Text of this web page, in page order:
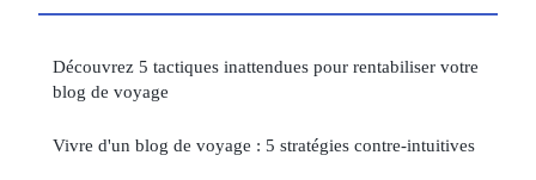
Découvrez 5 tactiques inattendues pour rentabiliser votre
blog de voyage
Vivre d'un blog de voyage : 5 stratégies contre-intuitives